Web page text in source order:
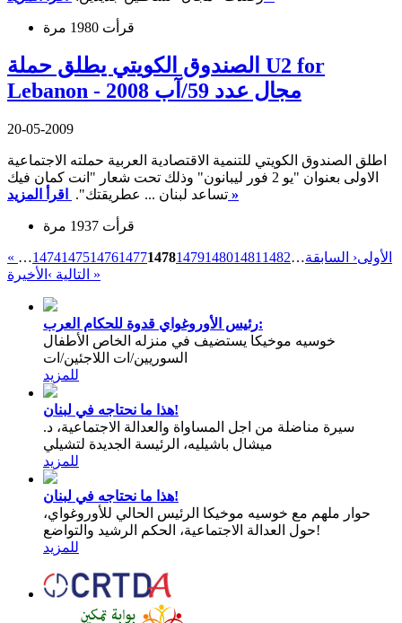
قرأت 1980 مرة
الصندوق الكويتي يطلق حملة U2 for
Lebanon - مجال عدد 59/آب 2008
20-05-2009
اطلق الصندوق الكويتي للتنمية الاقتصادية العربية حملته الاجتماعية
الاولى بعنوان "يو 2 فور ليبانون" وذلك تحت شعار "انت كمان فيك
تساعد لبنان ... عطريقتك". اقرأ المزيد »
قرأت 1937 مرة
« الأولى‹ السابقة…
14741475147614771478147914801481 1482
…
التالية › الأخيرة »
رئيس الأوروغواي قدوة للحكام العرب:
خوسيه موخيكا يستضيف في منزله الخاص الأطفال
السوريين/ات اللاجئين/ات
للمزيد
هذا ما نحتاجه في لبنان!
سيرة مناضلة من اجل المساواة والعدالة الاجتماعية، د.
ميشال باشيليه، الرئيسة الجديدة لتشيلي
للمزيد
هذا ما نحتاجه في لبنان!
حوار ملهم مع خوسيه موخيكا الرئيس الحالي للأوروغواي،
حول العدالة الاجتماعية، الحكم الرشيد والتواضع!
للمزيد